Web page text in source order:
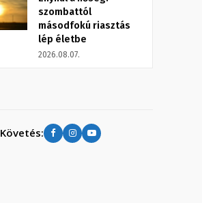
szombattól
másodfokú riasztás
lép életbe
2026.08.07.
Követés: